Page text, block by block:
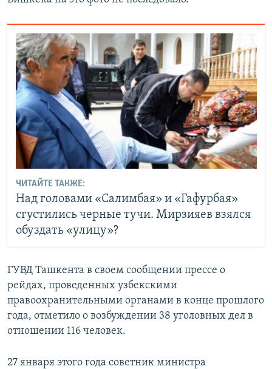
ЧИТАЙТЕ ТАКЖЕ:
Над головами «Салимбая» и «Гафурбая»
сгустились черные тучи. Мирзияев взялся
обуздать «улицу»?
ГУВД Ташкента в своем сообщении прессе о
рейдах, проведенных узбекскими
правоохранительными органами в конце прошлого
года, отметило о возбуждении 38 уголовных дел в
отношении 116 человек.
27 января этого года советник министра